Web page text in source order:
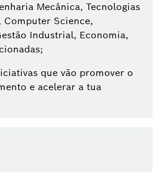
Mecânica, Tecnologias
Computer Science,
Industrial, Economia,
que vão promover o
e acelerar a tua